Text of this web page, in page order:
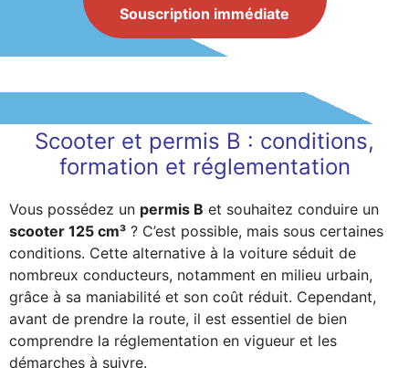
Souscription immédiate
Scooter et permis B : conditions,
formation et réglementation
Vous possédez un permis B et souhaitez conduire un
scooter 125 cm³ ? C’est possible, mais sous certaines
conditions. Cette alternative à la voiture séduit de
nombreux conducteurs, notamment en milieu urbain,
grâce à sa maniabilité et son coût réduit. Cependant,
avant de prendre la route, il est essentiel de bien
comprendre la réglementation en vigueur et les
démarches à suivre.